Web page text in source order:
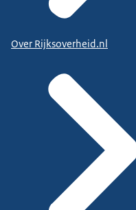
Over Rijksoverheid.nl